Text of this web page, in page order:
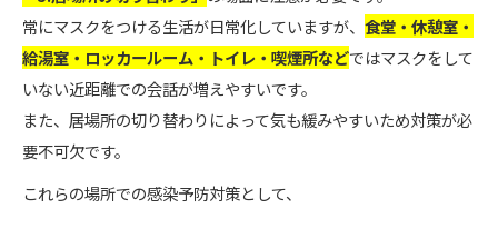
常にマスクをつける生活が日常化していますが、 食堂・休憩室・
給湯室・ロッカールーム・トイレ・喫煙所などではマスクをして
いない近距離での会話が増えやすいです。
また、居場所の切り替わりによって気も緩みやすいため対策が必
要不可欠です。
これらの場所での感染予防対策として、